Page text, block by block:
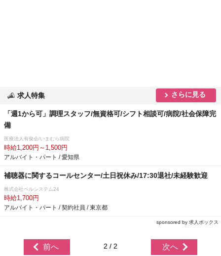
求人特集 さらに見る
「週1から可」調理スタッフ/無資格可/シフト相談可/病院/社会保障完
備
医療法人有俊会/いまむら病院
時給1,200円～1,500円
アルバイト・パート / 愛知県
補聴器に関するコールセンター/土日祝休み/17:30退社/未経験歓迎
株式会社ベルシステム24
時給1,700円
アルバイト・パート / 契約社員 / 東京都
sponsored by 求人ボックス
前へ 2 / 2 次へ